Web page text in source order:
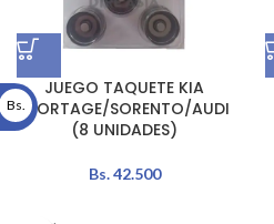
JUEGO TAQUETE KIA
SPORTAGE/SORENTO/AUDI
(8 UNIDADES)
Bs.42.500
Bs.